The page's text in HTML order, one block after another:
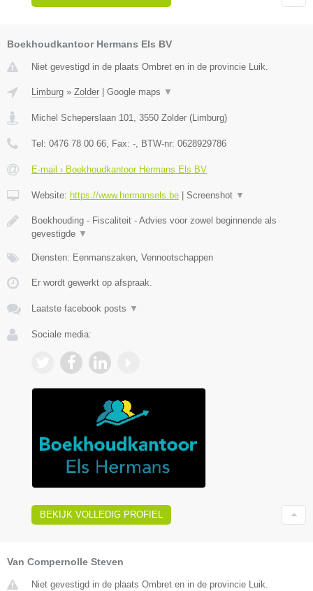
Boekhoudkantoor Hermans Els BV
Niet gevestigd in de plaats Ombret en in de provincie Luik.
Limburg » Zolder Google maps ▼
Michel Scheperslaan 101, 3550 Zolder (Limburg)
Tel: 0476 78 00 66, Fax: -, BTW-nr: 0628929786
E-mail › Boekhoudkantoor Hermans Els BV
Website: https://www.hermansels.be Screenshot ▼
Boekhouding - Fiscaliteit - Advies voor zowel beginnende als
gevestigde ▼
Diensten: Eenmanszaken, Vennootschappen
Er wordt gewerkt op afspraak.
Laatste facebook posts ▼
Sociale media:
BEKIJK VOLLEDIG PROFIEL
Van Compernolle Steven
Niet gevestigd in de plaats Ombret en in de provincie Luik.